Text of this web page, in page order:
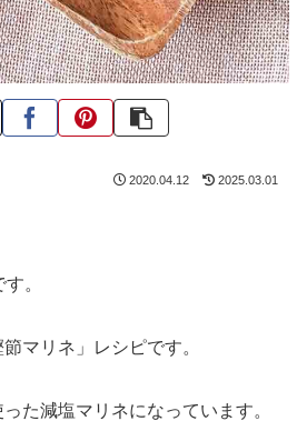
2020.04.12 2025.03.01
。
マリネ」レシピです。
た減塩マリネになっています。